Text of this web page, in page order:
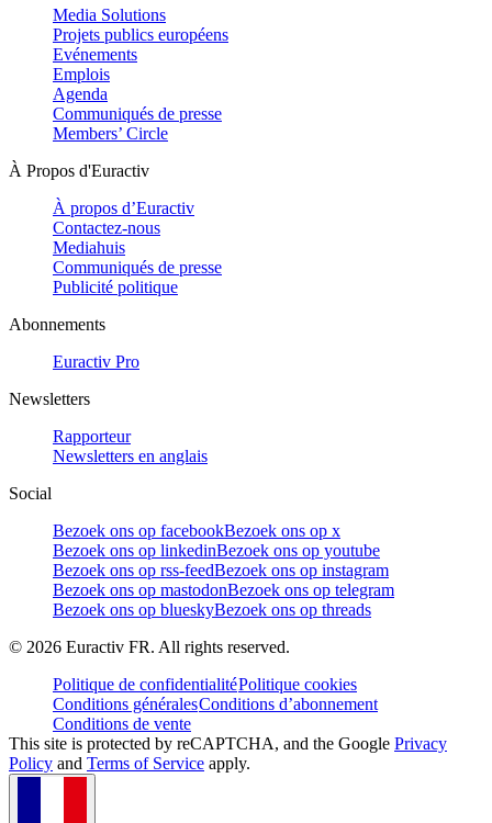
Media Solutions
Projets publics européens
Evénements
Emplois
Agenda
Communiqués de presse
Members’ Circle
À Propos d'Euractiv
À propos d’Euractiv
Contactez-nous
Mediahuis
Communiqués de presse
Publicité politique
Abonnements
Euractiv Pro
Newsletters
Rapporteur
Newsletters en anglais
Social
Bezoek ons op facebookBezoek ons op x
Bezoek ons op linkedinBezoek ons op youtube
Bezoek ons op rss-feedBezoek ons op instagram
Bezoek ons op mastodonBezoek ons op telegram
Bezoek ons op blueskyBezoek ons op threads
© 2026 Euractiv FR. All rights reserved.
Politique de confidentialitéPolitique cookies
Conditions généralesConditions d’abonnement
Conditions de vente
This site is protected by reCAPTCHA, and the Google Privacy
Policy and Terms of Service apply.